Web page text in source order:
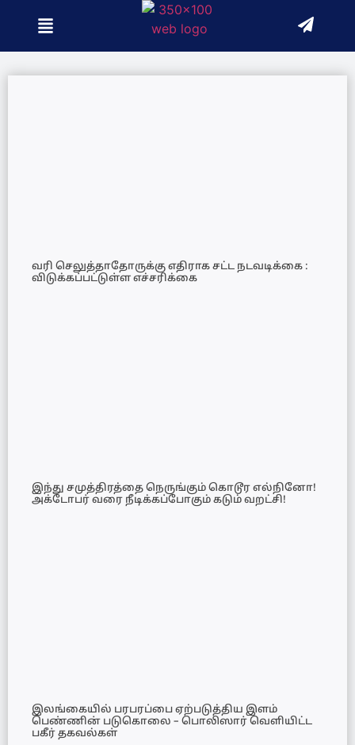
வரி செலுத்தாதோருக்கு எதிராக சட்ட நடவடிக்கை :
விடுக்கப்பட்டுள்ள எச்சரிக்கை
இந்து சமுத்திரத்தை நெருங்கும் கொடூர எல்நினோ!
அக்டோபர் வரை நீடிக்கப்போகும் கடும் வறட்சி!
இலங்கையில் பரபரப்பை ஏற்படுத்திய இளம்
பெண்ணின் படுகொலை – பொலிஸார் வெளியிட்ட
பகீர் தகவல்கள்